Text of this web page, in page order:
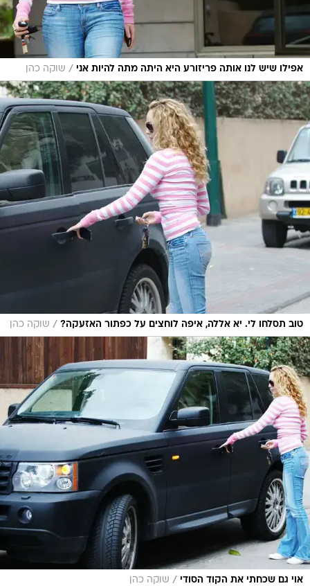
אפילו שיש לנו אותה פריזורע היא היתה מתה להיות אני / שוקה כהן
טוב תסלחו לי. יא אללה, איפה לוחצים על כפתור האזעקה? / שוקה כהן
אוי גם שכחתי את הקוד הסודי / שוקה כהן